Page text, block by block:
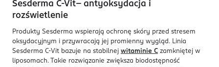
Sesderma C-Vit– antyoksydacja i
rozświetlenie
Produkty Sesderma wspierają ochronę skóry przed stresem
oksydacyjnym i przywracają jej promienny wygląd. Linia
Sesderma C-Vit bazuje na stabilnej witaminie C zamkniętej w
liposomach. Takie rozwiązanie zwiększa biodostępność